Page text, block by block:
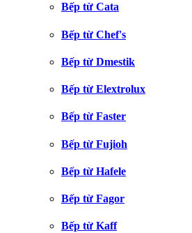
Bếp từ Cata
Bếp từ Chef's
Bếp từ Dmestik
Bếp từ Elextrolux
Bếp từ Faster
Bếp từ Fujioh
Bếp từ Hafele
Bếp từ Fagor
Bếp từ Kaff